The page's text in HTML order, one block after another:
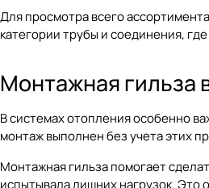
Для просмотра всего
категориитрубы и соединения,
Монтажная гильза
В системах отопления особенно
монтаж выполнен без учета этих
Монтажная гильза помогает
испытывала лишних нагрузок. Это